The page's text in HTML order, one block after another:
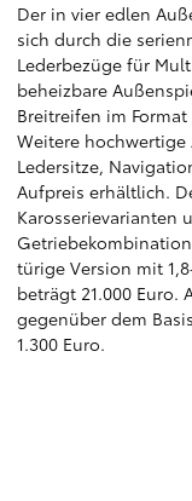
Der in vier edlen
sich durch die
Lederbezüge für
beheizbare
Breitreifen im Format
Weitere
Ledersitze,
Aufpreis erhältlich.
Karosserievarianten
türige Version mit
beträgt 21.000
gegenüber dem
1.300 Euro.